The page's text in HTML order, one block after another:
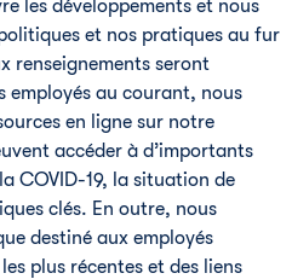
les développements et nous
et nos pratiques au fur
renseignements seront
employés au courant, nous
en ligne sur notre
accéder à d’importants
COVID-19, la situation de
clés. En outre, nous
destiné aux employés
plus récentes et des liens